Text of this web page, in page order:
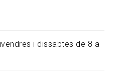
i dissabtes de 8 a